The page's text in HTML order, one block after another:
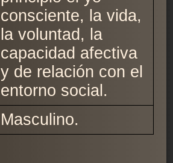
consciente, la vida,
la voluntad, la
capacidad afectiva
y de relación con el
entorno social.
Masculino.